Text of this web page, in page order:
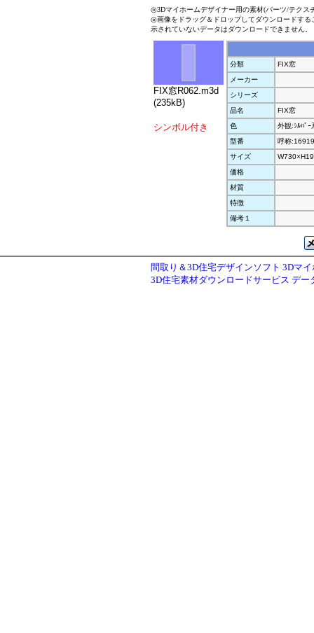
◎3Dマイホームデザイナー用の素材(パーツ/テクス
◎画像をドラッグ＆ドロップしてダウンロードす
示されていないデータはダウンロードできません。
FIX窓R062.m3d
(235kB)
シンボル付き
分類
FIX窓
メーカー
シリーズ
品名
FIX窓
色
外観:ｼﾙﾊﾞｰ
型番
呼称:16919
サイズ
価格
材質
特徴
備考１
間取り＆3D住宅デザインソフト 3Dマ
3D住宅素材ダウンロードサービス デー